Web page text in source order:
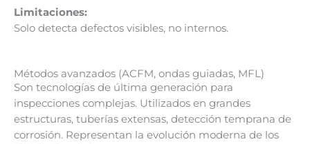
Limitaciones:
Solo detecta defectos visibles, no internos.
Métodos avanzados (ACFM, ondas guiadas, MFL)
Son tecnologías de última generación para
inspecciones complejas. Utilizados en grandes
estructuras, tuberías extensas, detección temprana de
corrosión. Representan la evolución moderna de los